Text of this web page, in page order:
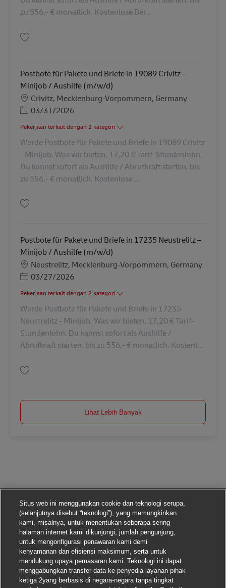
zu 556,- € monatlich. Kostenlose Ber...
Postbote für Pakete und Briefe in 19089 Crivitz –
Minijob / Aushilfe (m/w/d)
LokasiCrivitz, Mecklenburg-Vorpommern, Germany
Posted Date
03/31/2026
Pekerjaan terkait dengan 2 kategori
Werde Postbote für Pakete und Briefe in 19089 Crivitz
- Minijob. Was wir bieten. 17,20 € Tarif-Stundenlohn.
Du kannst sofort als Aushilfe / Abrufkraft starten. bis
zu 556,- € monatlich. Kostenlose ...
Postbote für Pakete und Briefe in 17235 Neustrelitz –
Minijob / Aushilfe (m/w/d)
LokasiNeustrelitz, Mecklenburg-Vorpommern, Germany
Posted Date
03/27/2026
Pekerjaan terkait dengan 2 kategori
Werde Postbote für Pakete und Briefe in 17235
Neustrelitz - Minijob. Was wir bieten. 17,20 € Tarif-
Stundenlohn. Du kannst sofort als Aushilfe /
Abrufkraft starten. bis zu 556,- € monatlich. Kostenl...
Lihat Lebih Banyak
Situs web ini menggunakan cookie dan teknologi serupa,
(selanjutnya disebut “teknologi”), yang memungkinkan
kami, misalnya, untuk menentukan seberapa sering
halaman internet kami dikunjungi, jumlah pengunjung,
untuk mengonfigurasi penawaran kami demi
kenyamanan dan efisiensi maksimum, serta untuk
mendukung upaya pemasaran kami. Teknologi ini dapat
menggabungkan transfer data ke penyedia layanan pihak
ketiga 2yang berbasis di negara-negara tanpa tingkat